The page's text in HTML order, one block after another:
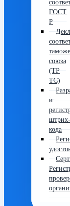
ГОСТ
Р
союза
(ТР
ТС)
и
штрих-
кода